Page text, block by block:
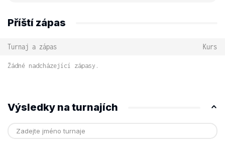
Příští zápas
Turnaj a zápas Kurs
Žádné nadcházející zápasy.
Výsledky na turnajích